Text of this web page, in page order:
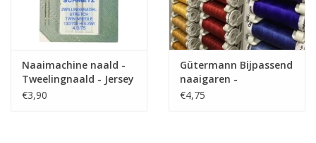
Naaimachine naald -
Tweelingnaald - Jersey
€3,90
Gütermann Bijpassend
naaigaren -
Allesnaaigaren 200m
€4,75